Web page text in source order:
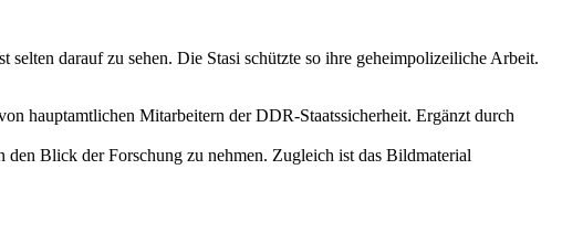
darauf zu sehen. Die Stasi schützte so ihre geheimpolizeiliche Arbeit.
hauptamtlichen Mitarbeitern der DDR-Staatssicherheit. Ergänzt durch
Blick der Forschung zu nehmen. Zugleich ist das Bildmaterial